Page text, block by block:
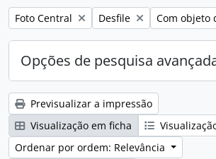
Remover filtro:
Foto Central Remover filtro:
Desfile Remover
Com objeto
Opções de pesquisa
Previsualizar a impressão
Visualização em ficha
Ordenar por ordem: Relevância